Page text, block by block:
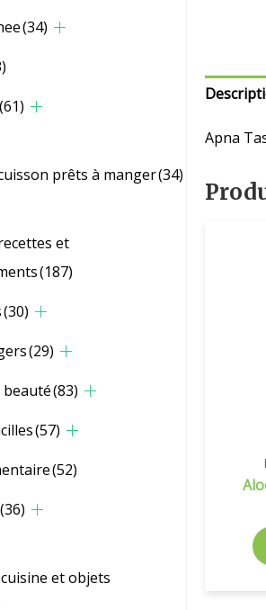
(34)
(61)
prêts à manger(34)
et
(187)
(30)
(29)
(83)
(57)
(52)
(36)
et objets
Apna